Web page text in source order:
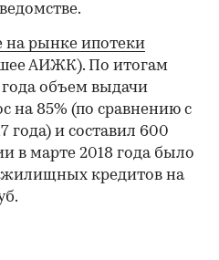
на рынке ипотеки
АИЖК). По итогам
года объем выдачи
на 85% (по сравнению с
года) и составил 600
в марте 2018 года было
жилищных кредитов на